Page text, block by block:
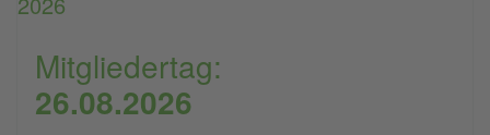
Mitgliedertag:
26.08.2026